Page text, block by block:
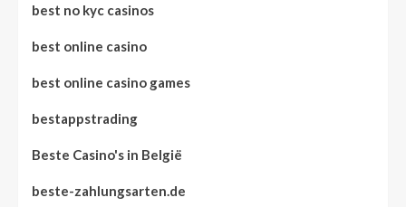
best no kyc casinos
best online casino
best online casino games
bestappstrading
Beste Casino's in België
beste-zahlungsarten.de